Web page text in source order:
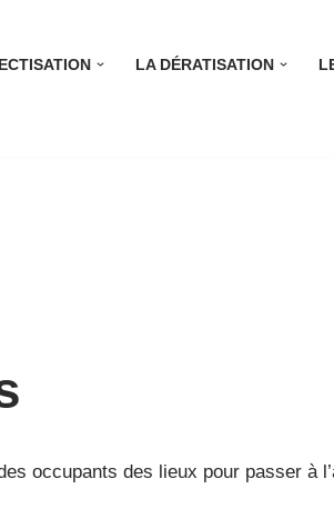
LA DÉRATISATION
occupants des lieux pour passer à